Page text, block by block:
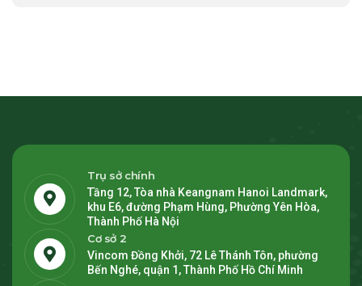
Trụ sở chính
Tầng 12, Tòa nhà Keangnam Hanoi Landmark,
khu E6, đường Phạm Hùng, Phường Yên Hòa,
Thành Phố Hà Nội
Cơ sở 2
Vincom Đồng Khởi, 72 Lê Thánh Tôn, phường
Bến Nghé, quận 1, Thành Phố Hồ Chí Minh